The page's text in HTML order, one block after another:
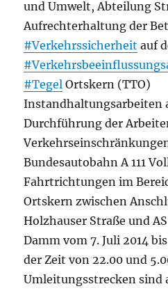
und Umwelt, Abteilung
Aufrechterhaltung der
#Verkehrssicherheit auf
#Tegel Ortskern (TTO)
Instandhaltungsarbeiten
Durchführung der
Bundesautobahn A 111
Fahrtrichtungen im
Ortskern zwischen
Holzhauser Straße und
Damm vom 7. Juli 2014
der Zeit von 22.00 und
Umleitungsstrecken sind